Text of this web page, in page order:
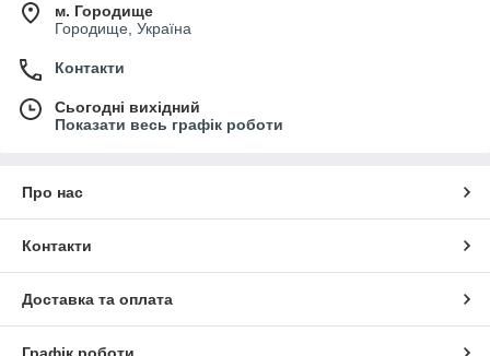
м. Городище
Городище, Україна
Контакти
Сьогодні вихідний
Показати весь графік роботи
Про нас
Контакти
Доставка та оплата